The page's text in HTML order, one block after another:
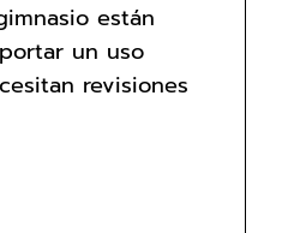
están
un uso
revisiones